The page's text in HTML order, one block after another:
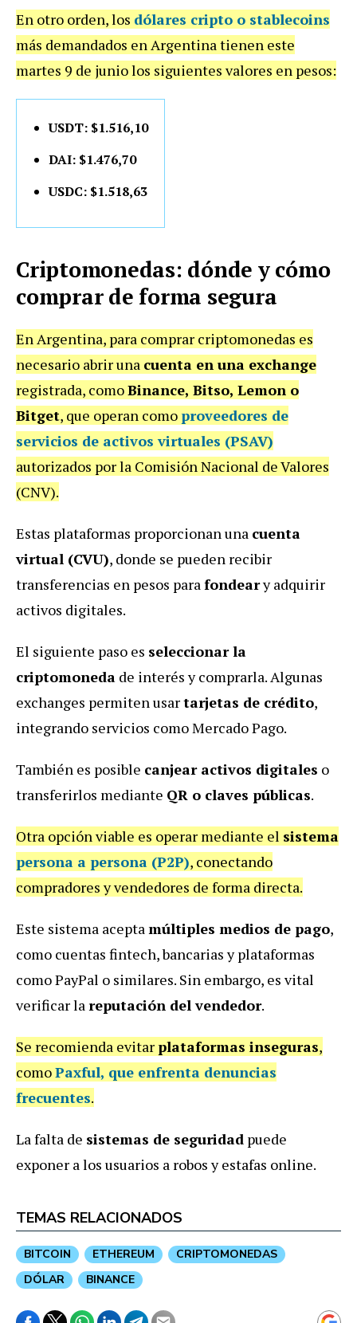
En otro orden, los dólares cripto o stablecoins
más demandados en Argentina tienen este
martes 9 de junio los siguientes valores en pesos:
USDT: $1.516,10
DAI: $1.476,70
USDC: $1.518,63
Criptomonedas: dónde y cómo
comprar de forma segura
En Argentina, para comprar criptomonedas es
necesario abrir una cuenta en una exchange
registrada, comoBinance, Bitso, Lemon o
Bitget, que operan comoproveedores de
servicios de activos virtuales (PSAV)
autorizados por la Comisión Nacional de Valores
(CNV).
Estas plataformas proporcionan una cuenta
virtual (CVU), donde se pueden recibir
transferencias en pesos parafondeary adquirir
activos digitales.
El siguiente paso es seleccionar la
criptomoneda de interés y comprarla. Algunas
exchanges permiten usartarjetas de crédito,
integrando servicios como Mercado Pago.
También es posible canjear activos digitales o
transferirlos mediante QR o claves públicas.
Otra opción viable es operar mediante el sistema
persona a persona (P2P), conectando
compradores y vendedores de forma directa.
Este sistema aceptamúltiples medios de pago,
como cuentas fintech, bancarias y plataformas
como PayPal o similares. Sin embargo, es vital
verificar lareputación del vendedor.
Se recomienda evitarplataformas inseguras,
comoPaxful, que enfrenta denuncias
frecuentes.
La falta de sistemas de seguridad puede
exponer a los usuarios a robos y estafas online.
TEMAS RELACIONADOS
BITCOIN ETHEREUM
CRIPTOMONEDAS
DÓLAR
BINANCE